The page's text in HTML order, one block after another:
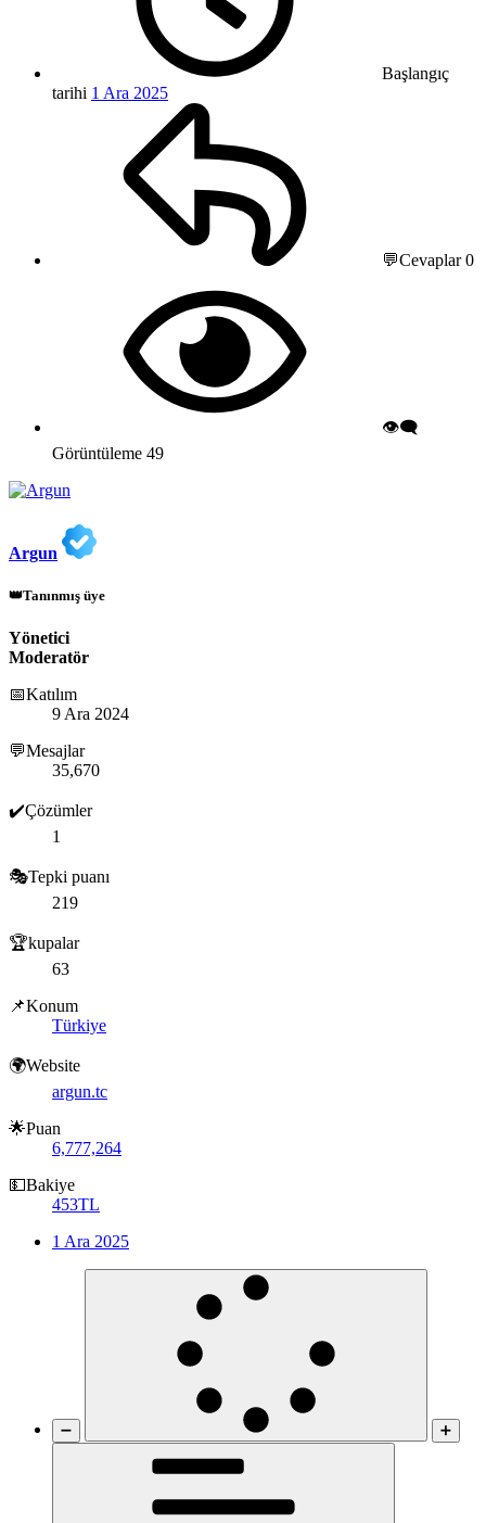
Başlangıç
tarihi 1 Ara 2025
💬Cevaplar0
👁️‍🗨️
Görüntüleme 49
Argun
👑Tanınmış üye
Yönetici
Moderatör
📅Katılım
9 Ara 2024
💬Mesajlar
35,670
✔️Çözümler
1
🎭Tepki puanı
219
🏆kupalar
63
📌Konum
Türkiye
🌍Website
argun.tc
🌟Puan
6,777,264
💵Bakiye
453TL
1 Ara 2025
➖ ➕